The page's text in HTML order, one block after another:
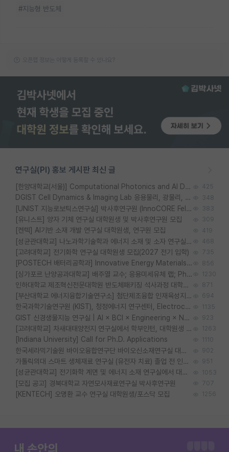
#지능형 반도체
오픈랩 정보는 어떻게 등록할 수 있나요?
연구실(PI) 홍보 게시판 최신 글
[한양대학교(서울)] Computational Photonics and AI Design Lab 대학원생 모집 425
DGIST Cell Dynamics & Imaging Lab 응용물리, 광물리, 양자, 생물물리 대학원생 모집 [삼성과제, 전문연TO] 348
[UNIST 지능로보틱스연구실] 박사후연구원 (InnoCORE Fellow) 모집 공고 383
[유니스트] 양자 기체 연구실 대학원생 및 박사후연구원 모집 309
[켄텍] AI기반 소재 개발 연구실 대학원생, 연구원 모집 419
[성균관대학교] 나노과학기술학과 에너지 소재 및 소자 연구실 대학원생 모집 468
[고려대학교] 전기화학 연구실 대학원생 모집(2027 전기 입학) 735
[POSTECH 배터리공학과] Innovative Energy Materials Lab 대학원생 모집 (특성화대학원) 856
[싱가포르 난양공과대학교] 배주열 교수; 응용미세유체 랩; PhD/Postdoc/Visiting 모집 1230
인하대학교 제조혁신전문대학원 반도체패키징 석사과정 대학원생 모집 871
[부산대학교 에너지융합기술연구소] 첨단제조융합 인재육성지원 박사후연구원 채용 (이진홍 교수님 연구실) 694
한국과학기술연구원 (KIST), 청정에너지 연구센터, Electrochemical Materials and Devices (Emd) Lab에서 학생을 모집합니다. (연,고대) 1135
GIST 신경생물지능 연구실 | AI × BCI × Engineering × Neuroscience 이노코어 Post-doc 모집 923
[고려대학교] 차새대태양전지 연구실에서 학부인턴, 대학원생 및 Post.Doc.을 모집합니다. 1263
[Indiana University] Call for Ph.D. Applications 1110
한국세라믹기술원 바이오융합연구단 바이오신소재연구실 대학원생/학부인턴 모집 902
가톨릭의대 스마트 생체재료 연구실 (유전자 치료) 졸업 전 인턴 및 대학원생 모집 951
[성균관대학교] 전기화학 계면 및 에너지 소재 연구실에서 대학원생을 모집합니다. 1053
[모집 공고] 경북대학교 자연모사재료연구실 박사후연구원 707
[KENTECH] 오명환 교수 연구실 대학원생/포스닥 모집 1256